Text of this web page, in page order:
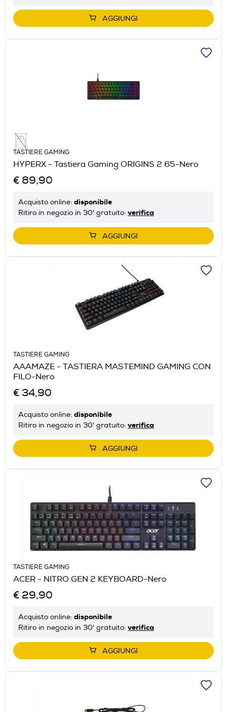
AGGIUNGI
TASTIERE GAMING
HYPERX - Tastiera Gaming ORIGINS 2 65-Nero
€ 89,90
Acquisto online: disponibile
Ritiro in negozio in 30' gratuito: verifica
AGGIUNGI
TASTIERE GAMING
AAAMAZE - TASTIERA MASTEMIND GAMING CON
FILO-Nero
€ 34,90
Acquisto online: disponibile
Ritiro in negozio in 30' gratuito: verifica
AGGIUNGI
TASTIERE GAMING
ACER - NITRO GEN 2 KEYBOARD-Nero
€ 29,90
Acquisto online: disponibile
Ritiro in negozio in 30' gratuito: verifica
AGGIUNGI